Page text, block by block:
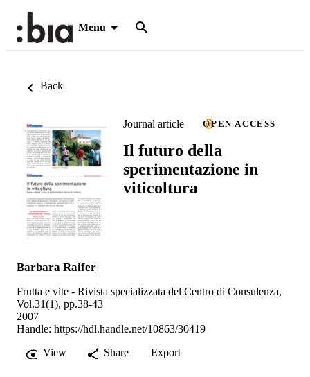
Menu
Back
Journal article OPEN ACCESS
Il futuro della
sperimentazione in
viticoltura
Barbara Raifer
Frutta e vite - Rivista specializzata del Centro di Consulenza,
Vol.31(1), pp.38-43
2007
Handle: https://hdl.handle.net/10863/30419
View
Share Export